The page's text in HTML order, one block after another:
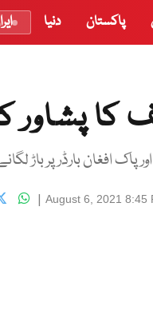
پاکستان دنیا
پشاور
پاک افغان بارڈر پر باڑ
August 6, 2021 8:45
|